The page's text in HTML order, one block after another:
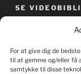
For at give dig de
til at gemme og/eller få
samtykke til disse
SE